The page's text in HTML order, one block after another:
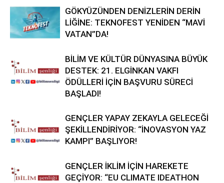
GÖKYÜZÜNDEN DENİZLERİN DERİN
LİĞİNE: TEKNOFEST YENİDEN “MAVİ
VATAN”DA!
BİLİM VE KÜLTÜR DÜNYASINA BÜYÜK
DESTEK: 21. ELGİNKAN VAKFI
ÖDÜLLERİ İÇİN BAŞVURU SÜRECİ
BAŞLADI!
GENÇLER YAPAY ZEKAYLA GELECEĞİ
ŞEKİLLENDİRİYOR: “İNOVASYON YAZ
KAMPI” BAŞLIYOR!
GENÇLER İKLİM İÇİN HAREKETE
GEÇİYOR: “EU CLIMATE IDEATHON